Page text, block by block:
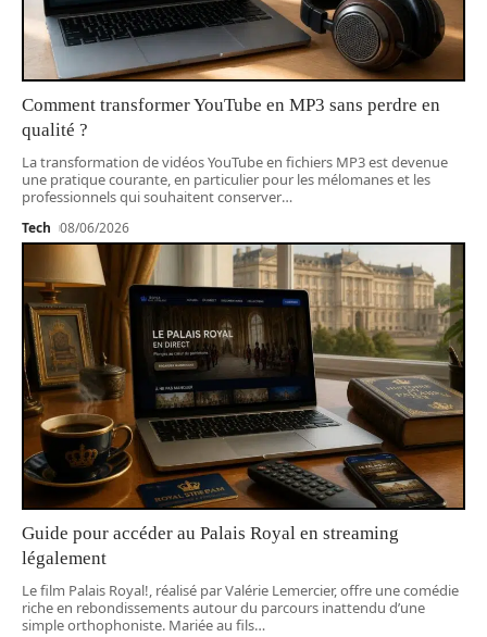
Comment transformer YouTube en MP3 sans perdre en
qualité ?
La transformation de vidéos YouTube en fichiers MP3 est devenue
une pratique courante, en particulier pour les mélomanes et les
professionnels qui souhaitent conserver…
Tech 08/06/2026
Guide pour accéder au Palais Royal en streaming
légalement
Le film Palais Royal!, réalisé par Valérie Lemercier, offre une comédie
riche en rebondissements autour du parcours inattendu d’une
simple orthophoniste. Mariée au fils…